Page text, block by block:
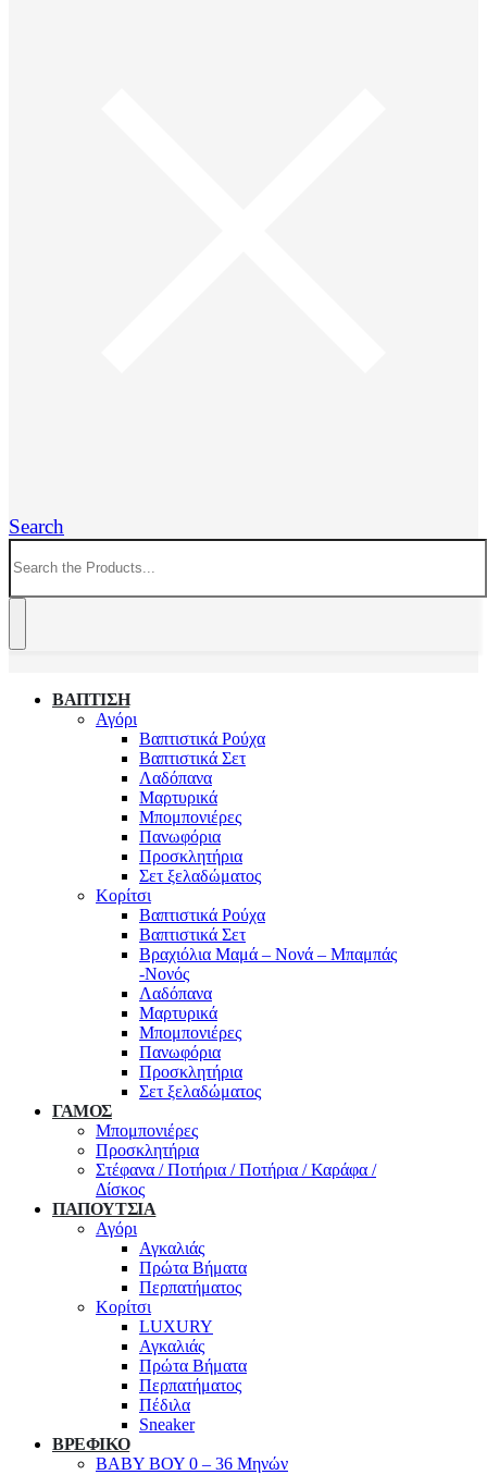
Search
ΒΑΠΤΙΣΗ
Αγόρι
Βαπτιστικά Ρούχα
Βαπτιστικά Σετ
Λαδόπανα
Μαρτυρικά
Μπομπονιέρες
Πανωφόρια
Προσκλητήρια
Σετ ξελαδώματος
Κορίτσι
Βαπτιστικά Ρούχα
Βαπτιστικά Σετ
Βραχιόλια Μαμά – Νονά – Μπαμπάς
-Νονός
Λαδόπανα
Μαρτυρικά
Μπομπονιέρες
Πανωφόρια
Προσκλητήρια
Σετ ξελαδώματος
ΓΑΜΟΣ
Μπομπονιέρες
Προσκλητήρια
Στέφανα / Ποτήρια / Ποτήρια / Καράφα /
Δίσκος
ΠΑΠΟΥΤΣΙΑ
Αγόρι
Αγκαλιάς
Πρώτα Βήματα
Περπατήματος
Κορίτσι
LUXURY
Αγκαλιάς
Πρώτα Βήματα
Περπατήματος
Πέδιλα
Sneaker
ΒΡΕΦΙΚΟ
ΒΑΒΥ ΒΟΥ 0 – 36 Μηνών